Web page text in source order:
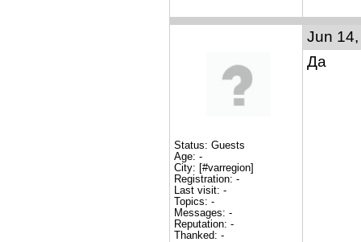
Jun
Да
Status: Guests
Age: -
City: [#varregion]
Registration: -
Last visit: -
Topics: -
Messages: -
Reputation: -
Thanked: -